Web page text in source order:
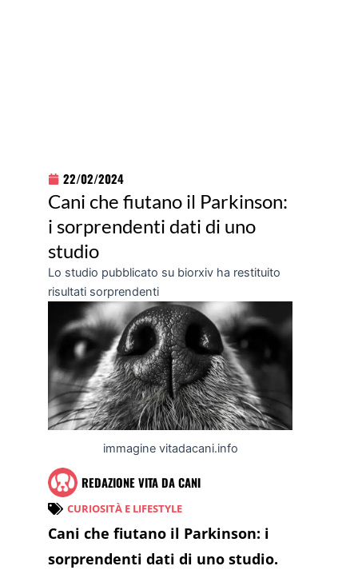
22/02/2024
Cani che fiutano il Parkinson:
i sorprendenti dati di uno
studio
Lo studio pubblicato su biorxiv ha restituito
risultati sorprendenti
immagine vitadacani.info
REDAZIONE VITA DA CANI
CURIOSITÀ E LIFESTYLE
Cani che fiutano il Parkinson: i
sorprendenti dati di uno studio.